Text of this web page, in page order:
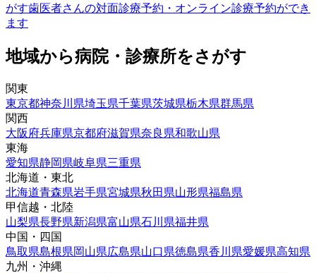
がす歯医者さんの対面診療予約・オンライン診療予約ができ
ます
地域から病院・診療所をさがす
関東
東京都神奈川県埼玉県千葉県茨城県栃木県群馬県
関西
大阪府兵庫県京都府滋賀県奈良県和歌山県
東海
愛知県静岡県岐阜県三重県
北海道・東北
北海道青森県岩手県宮城県秋田県山形県福島県
甲信越・北陸
山梨県長野県新潟県富山県石川県福井県
中国・四国
鳥取県島根県岡山県広島県山口県徳島県香川県愛媛県高知県
九州・沖縄